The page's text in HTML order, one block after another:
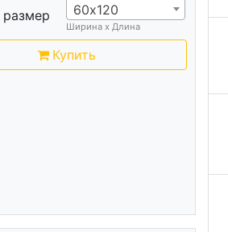
60х120
Ширина х Длина
Купить